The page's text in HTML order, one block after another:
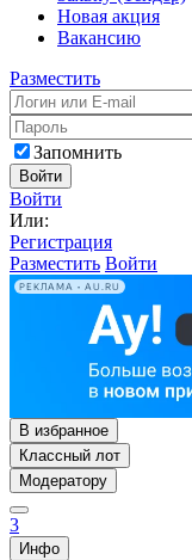
Новая акция
Вакансию
Разместить
Запомнить
Войти
Войти
Или:
Регистрация
Разместить Войти
РЕКЛАМА • AU.RU
В избранное
Классный лот
Модератору
3
Инфо